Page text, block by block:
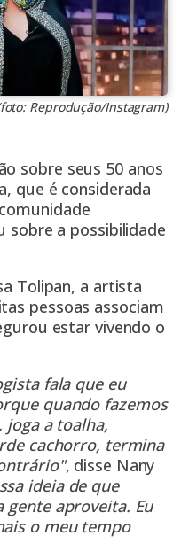
Reprodução/Instagram)
sobre seus 50 anos
que é considerada
sobre a possibilidade
Tolipan, a artista
pessoas associam
estar vivendo o
fala que eu
quando fazemos
joga a toalha,
cachorro, termina
, disse Nany
ideia de que
gente aproveita. Eu
o meu tempo